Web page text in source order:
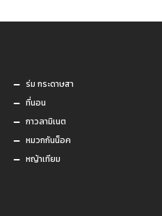
ร่ม กระดาษสา
ที่นอน
กาวลามิเนต
หมวกกันน็อค
หญ้าเทียม